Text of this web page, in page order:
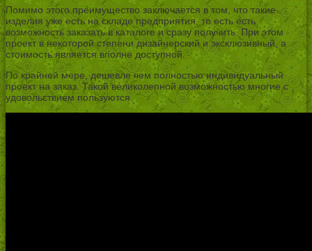
Помимо этого преимущество заключается в том, что такие
изделия уже есть на складе предприятия, то есть есть
возможность заказать в каталоге и сразу получить. При этом
проект в некоторой степени дизайнерский и эксклюзивный, а
стоимость является вполне доступной.
По крайней мере, дешевле чем полностью индивидуальный
проект на заказ. Такой великолепной возможностью многие с
удовольствием пользуются.